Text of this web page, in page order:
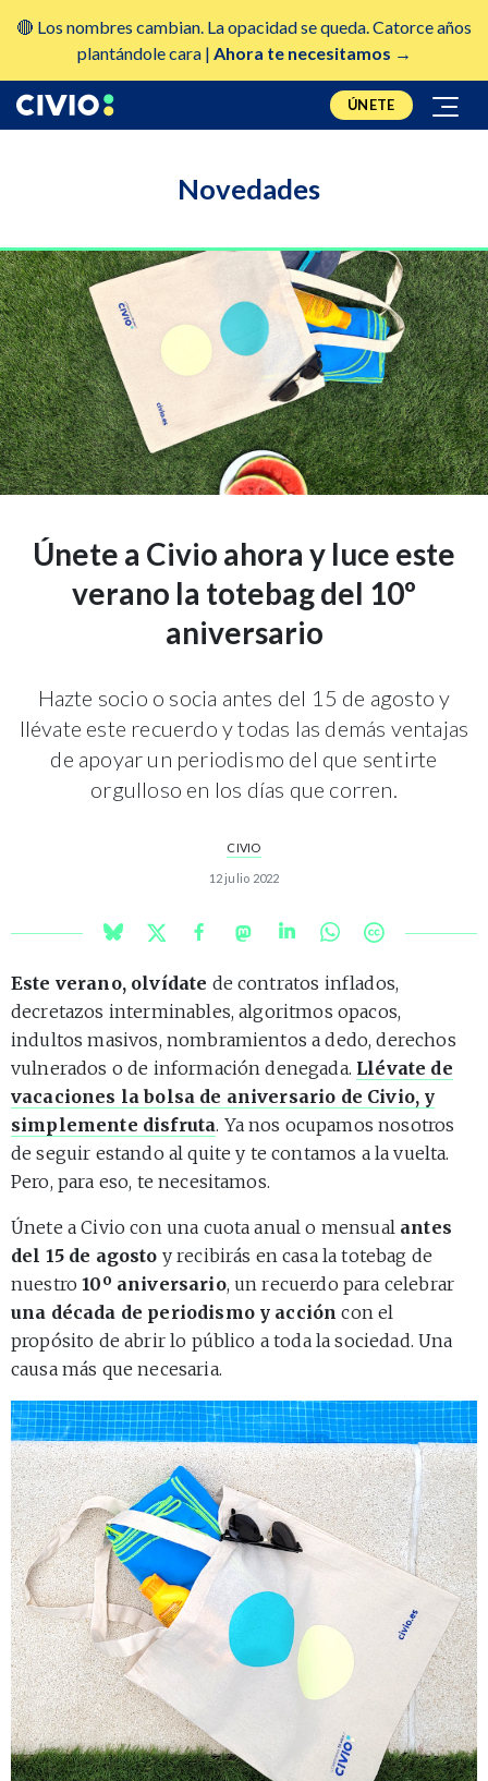
🔴 Los nombres cambian. La opacidad se queda. Catorce años
plantándole cara | Ahora te necesitamos →
ÚNETE
Novedades
Únete a Civio ahora y luce este
verano la totebag del 10º
aniversario
Hazte socio o socia antes del 15 de agosto y
llévate este recuerdo y todas las demás ventajas
de apoyar un periodismo del que sentirte
orgulloso en los días que corren.
CIVIO
12 julio 2022
Este verano, olvídate de contratos inflados,
decretazos interminables, algoritmos opacos,
indultos masivos, nombramientos a dedo, derechos
vulnerados o de información denegada. Llévate de
vacaciones la bolsa de aniversario de Civio, y
simplemente disfruta. Ya nos ocupamos nosotros
de seguir estando al quite y te contamos a la vuelta.
Pero, para eso, te necesitamos.
Únete a Civio con una cuota anual o mensual antes
del 15 de agosto y recibirás en casa la totebag de
nuestro10º aniversario, un recuerdo para celebrar
una década de periodismo y acción con el
propósito de abrir lo público a toda la sociedad. Una
causa más que necesaria.